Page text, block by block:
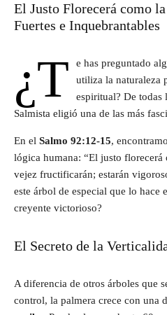
El Justo Florecerá como
Fuertes e Inquebrantables
¿T
e has preguntado
utiliza la naturaleza
espiritual? De todas
Salmista eligió una de las más
En el Salmo 92:12-15,
lógica humana: “El justo
vejez fructificarán; estarán
este árbol de especial que lo hace
creyente victorioso?
El Secreto de la
A diferencia de otros árboles que
control, la palmera crece con una